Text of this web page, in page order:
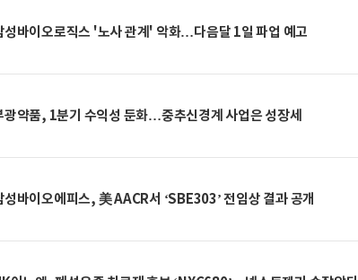
성바이오로직스 '노사 관계' 악화…다음달 1일 파업 예고
광약품, 1분기 수익성 둔화…중추신경계 사업은 성장세
성바이오에피스, 美 AACR서 ‘SBE303’ 전임상 결과 공개